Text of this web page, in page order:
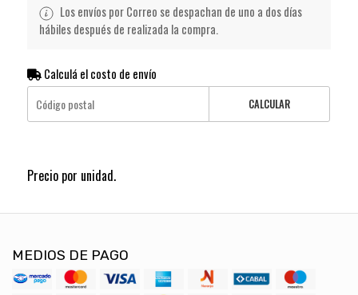
Los envíos por Correo se despachan de uno a dos días
hábiles después de realizada la compra.
Calculá el costo de envío
CALCULAR
Precio por unidad.
MEDIOS DE PAGO